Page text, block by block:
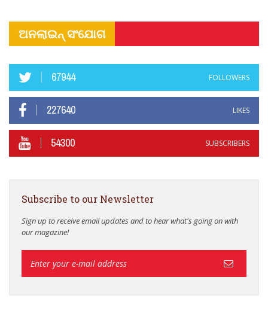
ଅନଲାଇନ୍ ସଂଯୋଗ
67944 FOLLOWERS
227640 LIKES
54300 SUBSCRIBERS
Subscribe to our Newsletter
Sign up to receive email updates and to hear what's going on with
our magazine!